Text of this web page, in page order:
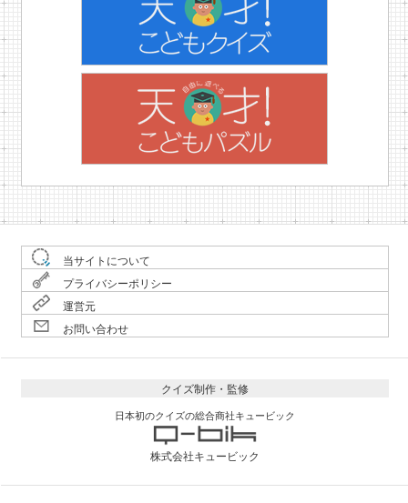
当サイトについて
プライバシーポリシー
運営元
お問い合わせ
クイズ制作・監修
日本初のクイズの総合商社キュービック
株式会社キュービック